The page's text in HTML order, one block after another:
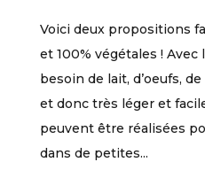
Voici deux propositions
et 100% végétales ! Avec
besoin de lait, d’oeufs,
et donc très léger et
peuvent être réalisées
dans de petites...